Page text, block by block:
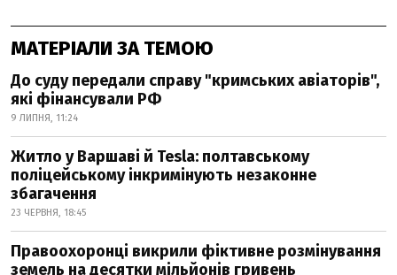
МАТЕРІАЛИ ЗА ТЕМОЮ
До суду передали справу "кримських авіаторів",
які фінансували РФ
9 ЛИПНЯ, 11:24
Житло у Варшаві й Tesla: полтавському
поліцейському інкримінують незаконне
збагачення
23 ЧЕРВНЯ, 18:45
Правоохоронці викрили фіктивне розмінування
земель на десятки мільйонів гривень